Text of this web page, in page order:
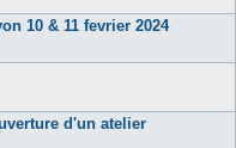
10 & 11 fevrier 2024
d'un atelier